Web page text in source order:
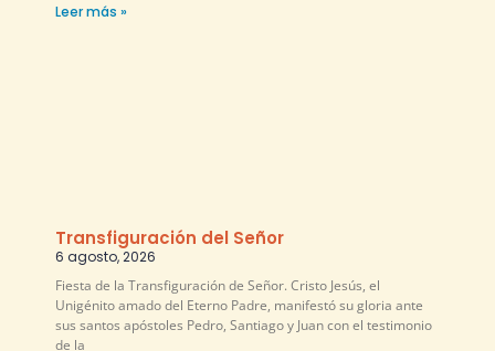
Leer más »
Transfiguración del Señor
6 agosto, 2026
Fiesta de la Transfiguración de Señor. Cristo Jesús, el
Unigénito amado del Eterno Padre, manifestó su gloria ante
sus santos apóstoles Pedro, Santiago y Juan con el testimonio
de la